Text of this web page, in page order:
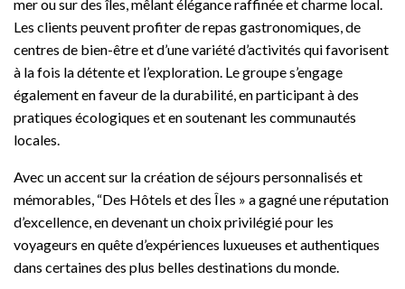
mer ou sur des îles, mêlant élégance raffinée et charme local.
Les clients peuvent profiter de repas gastronomiques, de
centres de bien-être et d’une variété d’activités qui favorisent
à la fois la détente et l’exploration. Le groupe s’engage
également en faveur de la durabilité, en participant à des
pratiques écologiques et en soutenant les communautés
locales.
Avec un accent sur la création de séjours personnalisés et
mémorables, “Des Hôtels et des Îles » a gagné une réputation
d’excellence, en devenant un choix privilégié pour les
voyageurs en quête d’expériences luxueuses et authentiques
dans certaines des plus belles destinations du monde.